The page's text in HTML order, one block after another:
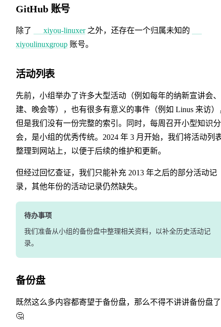
GitHub 账号
除了 xiyou-linuxer之外，还存在一个归属未知的
xiyoulinuxgroup 账号。
活动列表
先前，小组举办了许多大型活动（例如每年的纳新宣讲会
建、晚会等），也有很多有意义的事件（例如 Linus 来访）
但是我们没有一份完整的索引。同时，每周召开小型知识
会，是小组的优秀传统。2024 年 3 月开始，我们将活动列
整理到网站上，以便于后续的维护和更新。
但经过回忆查证，我们只能补充 2013 年之后的部分活动记
录，其他年份的活动记录仍然缺失。
待办事项
我们准备从小组的备份盘中整理相关资料，以补全历史活动记
录。
备份盘
既然这么多内容都寄望于备份盘，那么不得不讲讲备份盘
🤔